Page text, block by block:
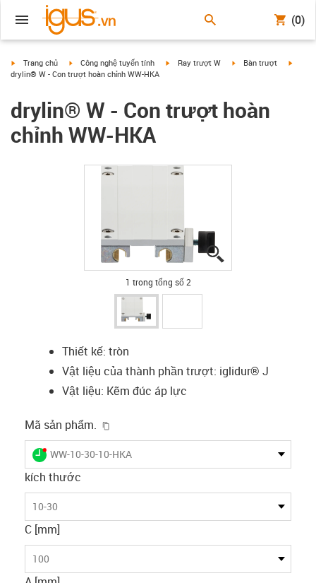
(0)
igus-icon-arrow-right
Trang chủ igus-icon-arrow-right
Công nghệ tuyến tính igus-icon-arrow-right
Ray trượt W igus-icon-arrow-right
Bàn trượt
igus-
drylin® W - Con trượt hoàn chỉnh WW-HKA
drylin® W - Con trượt hoàn
chỉnh WW-HKA
1 trong tổng số 2
Thiết kế: tròn
Vật liệu của thành phần trượt: iglidur® J
Vật liệu: Kẽm đúc áp lực
Mã sản phẩm.
igus-icon-lieferzeit-dot
WW-10-30-10-HKA
kích thước
10-30
C [mm]
100